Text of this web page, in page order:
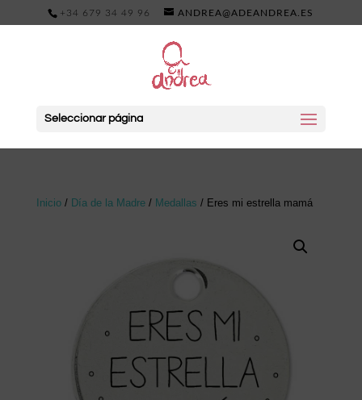
+34 679 34 49 96 ANDREA@ADEANDREA.ES
Seleccionar página
Inicio/ Día de la Madre/ Medallas / Eres mi estrella mamá